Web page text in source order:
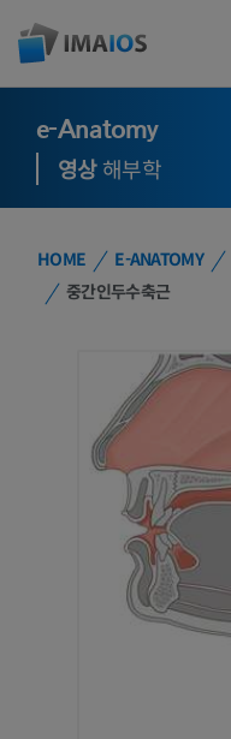
e-Anatomy
영상해부학
HOME E-ANATOMY
중간인두수축근